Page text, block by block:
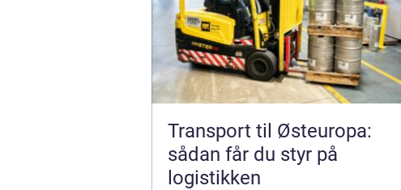
Transport til Østeuropa:
sådan får du styr på
logistikken